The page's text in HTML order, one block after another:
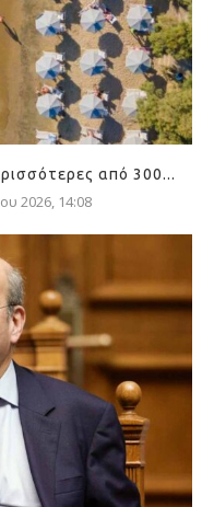
από 300...
2026, 14:08